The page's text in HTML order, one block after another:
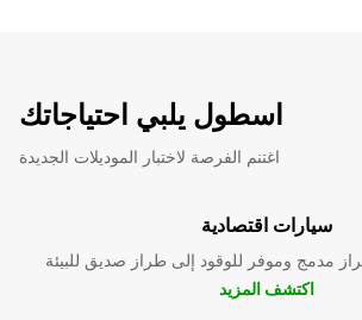
اسطول يلبي احتياجاتك
اغتنم الفرصة لاختبار الموديلات الجديدة
سيارات اقتصادية
مدمج وموفر للوقود إلى طراز صديق للبيئة
اكتشف المزيد